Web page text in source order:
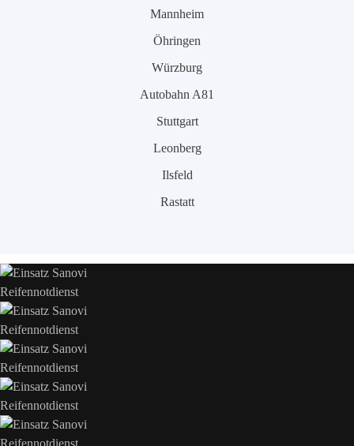
Mannheim
Öhringen
Würzburg
Autobahn A81
Stuttgart
Leonberg
Ilsfeld
Rastatt